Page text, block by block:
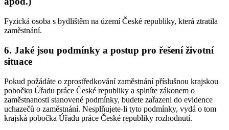
Fyzická osoba s bydlištěm na území České republiky, která ztratila
zaměstnání.
6. Jaké jsou podmínky a postup pro řešení životní
situace
Pokud požádáte o zprostředkování zaměstnání příslušnou krajskou
pobočku Úřadu práce České republiky a splníte zákonem o
zaměstnanosti stanovené podmínky, budete zařazeni do evidence
uchazečů o zaměstnání. Nesplňujete-li tyto podmínky, vydá o tom
krajská pobočka Úřadu práce České republiky rozhodnutí.